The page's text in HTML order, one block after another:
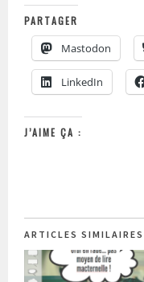
PARTAGER
Mastodon
LinkedIn
J’AIME ÇA :
ARTICLES SIMILAIRES